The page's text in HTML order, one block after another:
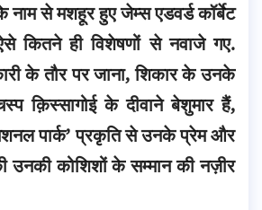
नाम से मशहूर हुए जेम्स एडवर्ड कॉर्बेट
कितने ही विशेषणों से नवाजे गए.
के तौर पर जाना, शिकार के उनके
क़िस्सागोई के दीवाने बेशुमार हैं,
पार्क’ प्रकृति से उनके प्रेम और
उनकी कोशिशों के सम्मान की नज़ीर